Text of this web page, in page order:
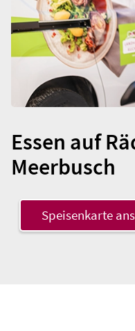
Essen auf
Meerbusch
Speisenkarte